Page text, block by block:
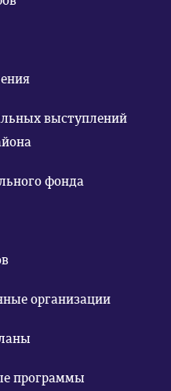
выступлений
фонда
организации
программы